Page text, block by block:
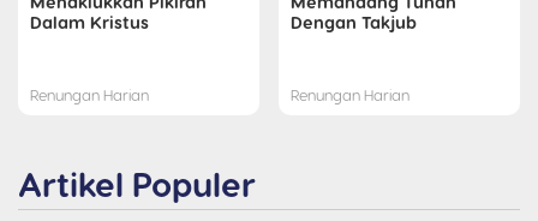
Dalam Kristus
Renungan Harian
Dengan Takjub
Renungan Harian
Artikel Populer